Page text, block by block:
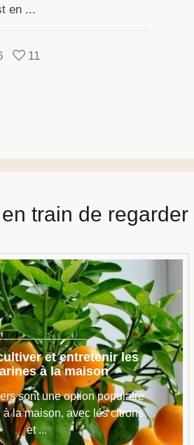
en ...
11
train de regarder
et entretenir les
à la maison
sont une option populaire
à la maison, avec les citrons
et ...